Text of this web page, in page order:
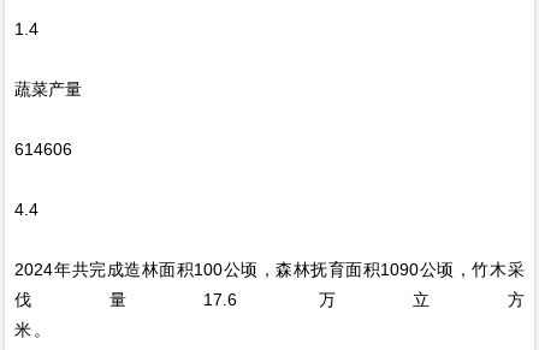
1.4
蔬菜产量
614606
4.4
2024年共完成造林面积100公顷，森林抚育面积1090公顷，竹木采
伐量17.6 万立方
米。